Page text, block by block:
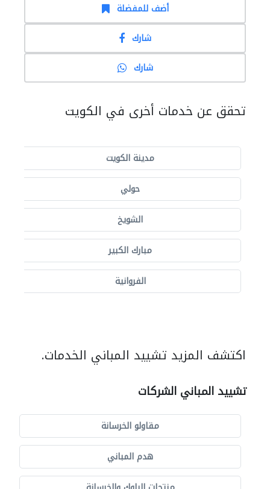
أضف للمفضلة
شارك
شارك
تحقق عن خدمات أخرى في الكويت
مدينة الكويت
حولي
الشويخ
مبارك الكبير
الفروانية
اكتشف المزيد تشييد المباني الخدمات.
تشييد المباني الشركات
مقاولو الخرسانة
هدم المباني